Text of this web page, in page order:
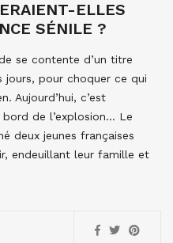
ELLES
SÉNILE ?
se contente d’un titre
jours, pour choquer ce qui
Aujourd’hui, c’est
de l’explosion… Le
deux jeunes françaises
endeuillant leur famille et